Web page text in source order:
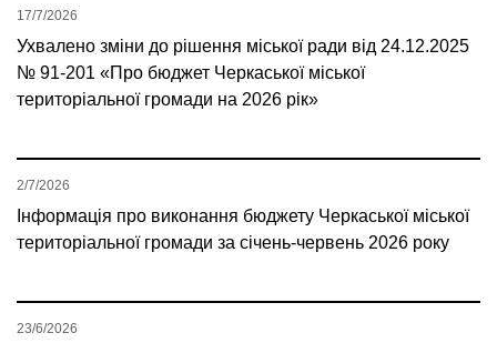
Ухвалено зміни до рішення міської ради від 24.12.2025
№ 91-201 «Про бюджет Черкаської міської
територіальної громади на 2026 рік»
17/7/2026
Інформація про виконання бюджету Черкаської міської
територіальної громади за січень-червень 2026 року
2/7/2026
23/6/2026